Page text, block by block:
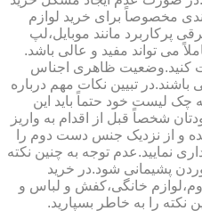
مخصوصاً برای خرید لوازم
پرکاربرد مانند موبایل،لپ
می تواند مفید و عالی باشد.
کنید.وضعیت ظاهری اجناس
باشند.در تبیین نکات مهم درباره
چک لیست خود حتماً باید این
شخصاً قبل از اقدام به واریز
و از نزدیک جنس دست دوم را
نمایید.عدم توجه به چنین نکته
پشیمانی شود.در خرید
خانگی،کفش و لباس و
را به خاطر بسپارید.